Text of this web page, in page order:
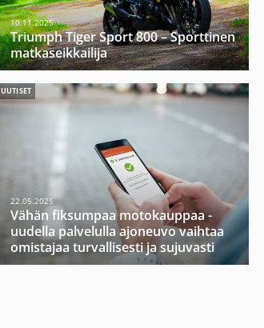
10.11.2025
Triumph Tiger Sport 800 – Sporttinen
matkaseikkailija
UUTISET
22.05.2025
Vähän fiksumpaa motokauppaa -
uudella palvelulla ajoneuvo vaihtaa
omistajaa turvallisesti ja sujuvasti